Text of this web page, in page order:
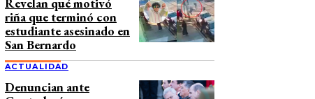
riña que terminó con
estudiante asesinado en
San Bernardo
ACTUALIDAD
Denuncian ante